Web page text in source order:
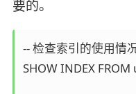
要的。
-- 检查索引的使用情
SHOW INDEX FROM